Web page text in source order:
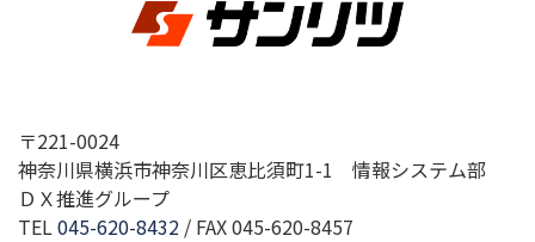
〒221-0024
神奈川県横浜市神奈川区恵比須町1-1 情報システム部
ＤＸ推進グループ
TEL045-620-8432 / FAX 045-620-8457